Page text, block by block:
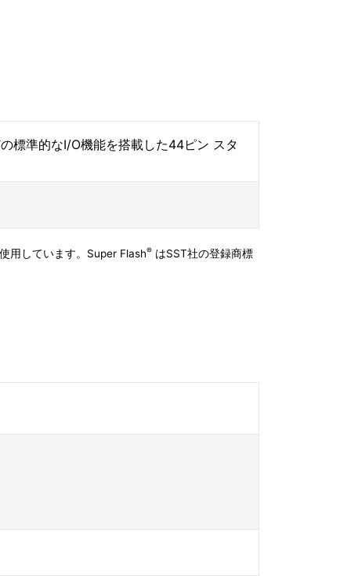
標準的なI/O機能を搭載した44ピン スタ
用しています。Super Flash® はSST社の登録商標